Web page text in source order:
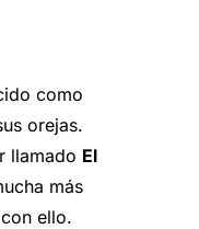
como
orejas.
llamado El
más
ello.